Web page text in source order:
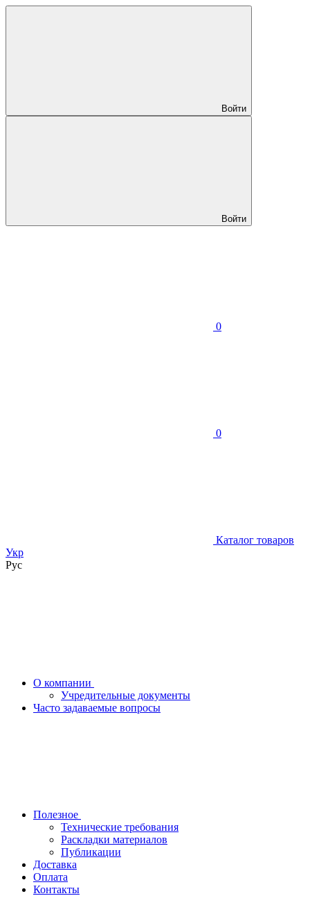
Войти
Войти
0
0
Каталог товаров
Укр
Рус
О компании
Учредительные документы
Часто задаваемые вопросы
Полезное
Технические требования
Раскладки материалов
Публикации
Доставка
Оплата
Контакты